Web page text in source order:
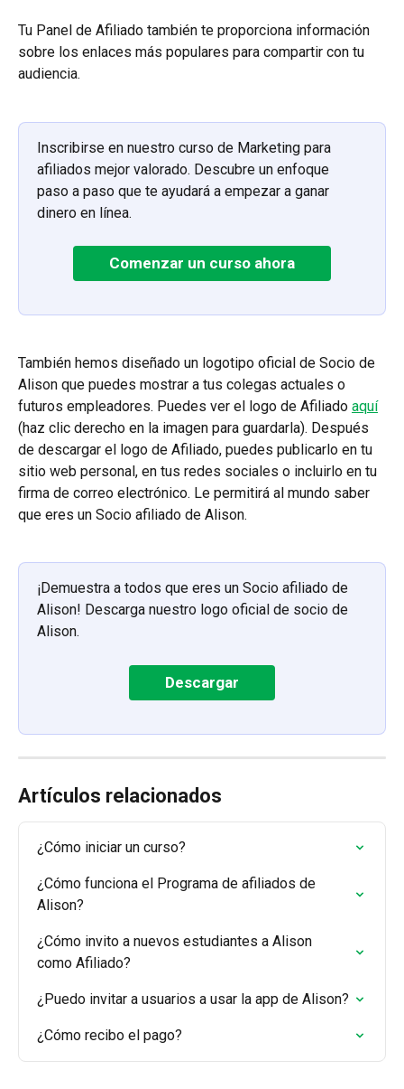
Tu Panel de Afiliado también te proporciona información
sobre los enlaces más populares para compartir con tu
audiencia.
Inscribirse en nuestro curso de Marketing para
afiliados mejor valorado. Descubre un enfoque
paso a paso que te ayudará a empezar a ganar
dinero en línea.
Comenzar un curso ahora
También hemos diseñado un logotipo oficial de Socio de
Alison que puedes mostrar a tus colegas actuales o
futuros empleadores. Puedes ver el logo de Afiliado aquí
(haz clic derecho en la imagen para guardarla). Después
de descargar el logo de Afiliado, puedes publicarlo en tu
sitio web personal, en tus redes sociales o incluirlo en tu
firma de correo electrónico. Le permitirá al mundo saber
que eres un Socio afiliado de Alison.
¡Demuestra a todos que eres un Socio afiliado de
Alison! Descarga nuestro logo oficial de socio de
Alison.
Descargar
Artículos relacionados
¿Cómo iniciar un curso?
¿Cómo funciona el Programa de afiliados de
Alison?
¿Cómo invito a nuevos estudiantes a Alison
como Afiliado?
¿Puedo invitar a usuarios a usar la app de Alison?
¿Cómo recibo el pago?